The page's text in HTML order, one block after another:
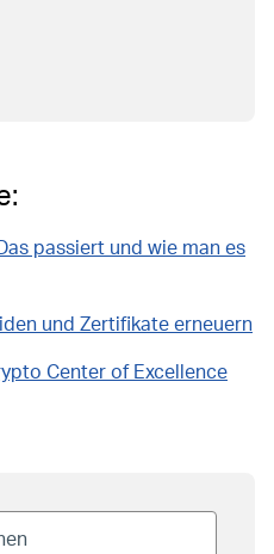
passiert und wie man es
und Zertifikate erneuern
Center of Excellence